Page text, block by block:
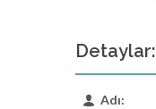
Detaylar:
Adı: